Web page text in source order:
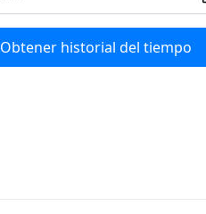
Obtener historial del tiempo